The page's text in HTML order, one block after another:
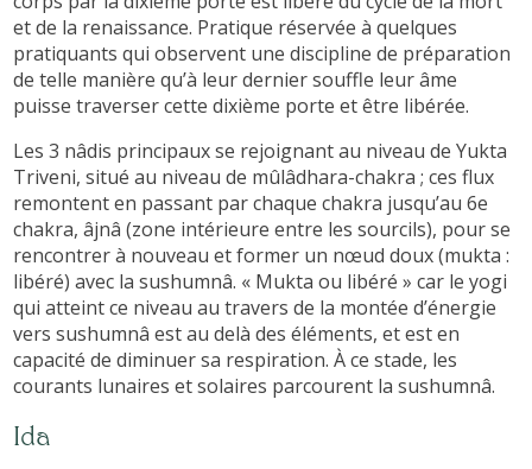
et de la renaissance. Pratique réservée à quelques
pratiquants qui observent une discipline de préparation
de telle manière qu’à leur dernier souffle leur âme
puisse traverser cette dixième porte et être libérée.
Les 3 nâdis principaux se rejoignant au niveau de Yukta
Triveni, situé au niveau de mûlâdhara-chakra ; ces flux
remontent en passant par chaque chakra jusqu’au 6e
chakra, âjnâ (zone intérieure entre les sourcils), pour se
rencontrer à nouveau et former un nœud doux (mukta :
libéré) avec la sushumnâ. « Mukta ou libéré » car le yogi
qui atteint ce niveau au travers de la montée d’énergie
vers sushumnâ est au delà des éléments, et est en
capacité de diminuer sa respiration. À ce stade, les
courants lunaires et solaires parcourent la sushumnâ.
Ida